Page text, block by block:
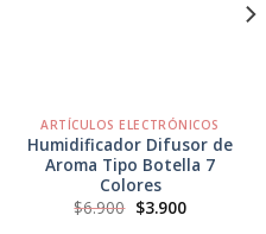
ARTÍCULOS ELECTRÓNICOS
Humidificador Difusor de
Aroma Tipo Botella 7
Colores
$6.900 El
precio
$3.900El
precio